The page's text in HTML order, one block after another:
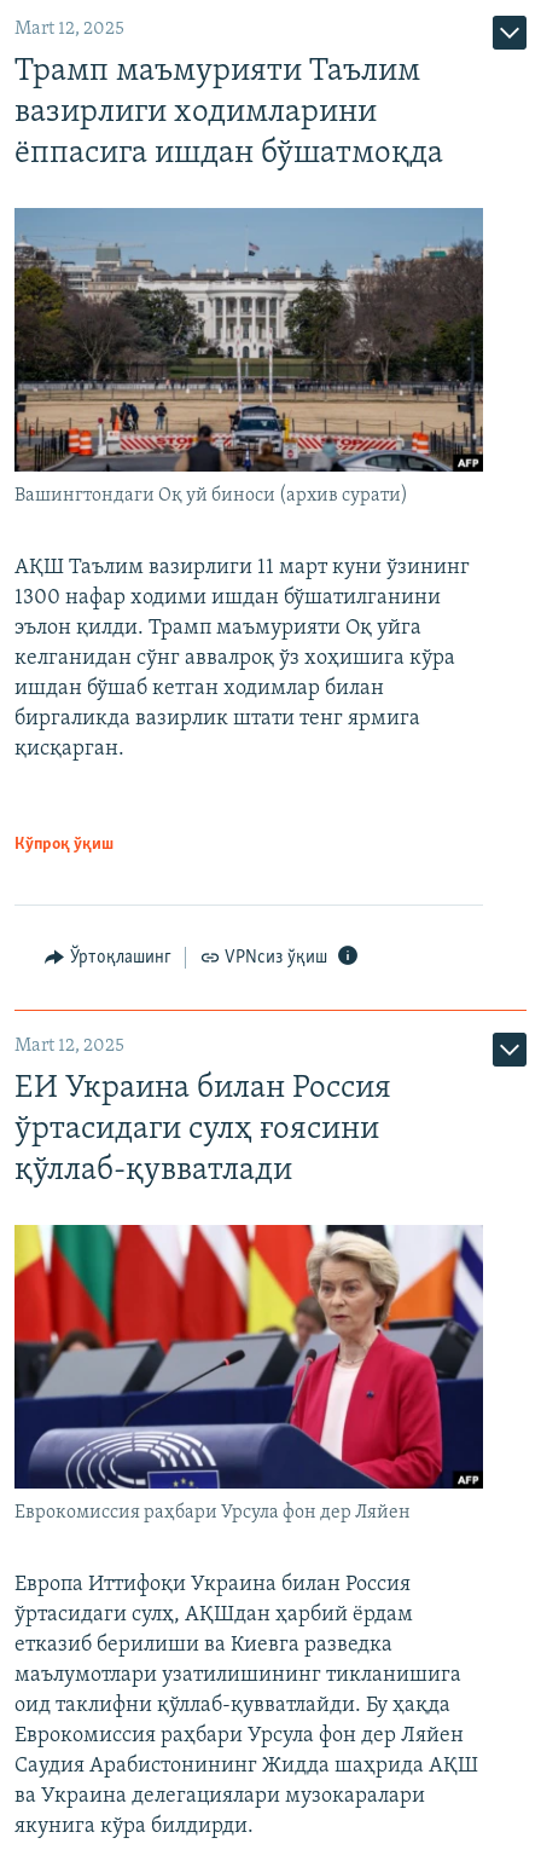
Mart 12, 2025
Трамп маъмурияти Таълим
вазирлиги ходимларини
ёппасига ишдан бўшатмоқда
Вашингтондаги Оқ уй биноси (архив сурати)
АҚШ Таълим вазирлиги 11 март куни ўзининг
1300 нафар ходими ишдан бўшатилганини
эълон қилди. Трамп маъмурияти Оқ уйга
келганидан сўнг аввалроқ ўз хоҳишига кўра
ишдан бўшаб кетган ходимлар билан
биргаликда вазирлик штати тенг ярмига
қисқарган.
Кўпроқ ўқиш
Ўртоқлашинг VPNсиз ўқиш
Mart 12, 2025
ЕИ Украина билан Россия
ўртасидаги сулҳ ғоясини
қўллаб-қувватлади
Еврокомиссия раҳбари Урсула фон дер Ляйен
Европа Иттифоқи Украина билан Россия
ўртасидаги сулҳ, АҚШдан ҳарбий ёрдам
етказиб берилиши ва Киевга разведка
маълумотлари узатилишининг тикланишига
оид таклифни қўллаб-қувватлайди. Бу ҳақда
Еврокомиссия раҳбари Урсула фон дер Ляйен
Саудия Арабистонининг Жидда шаҳрида АҚШ
ва Украина делегациялари музокаралари
якунига кўра билдирди.